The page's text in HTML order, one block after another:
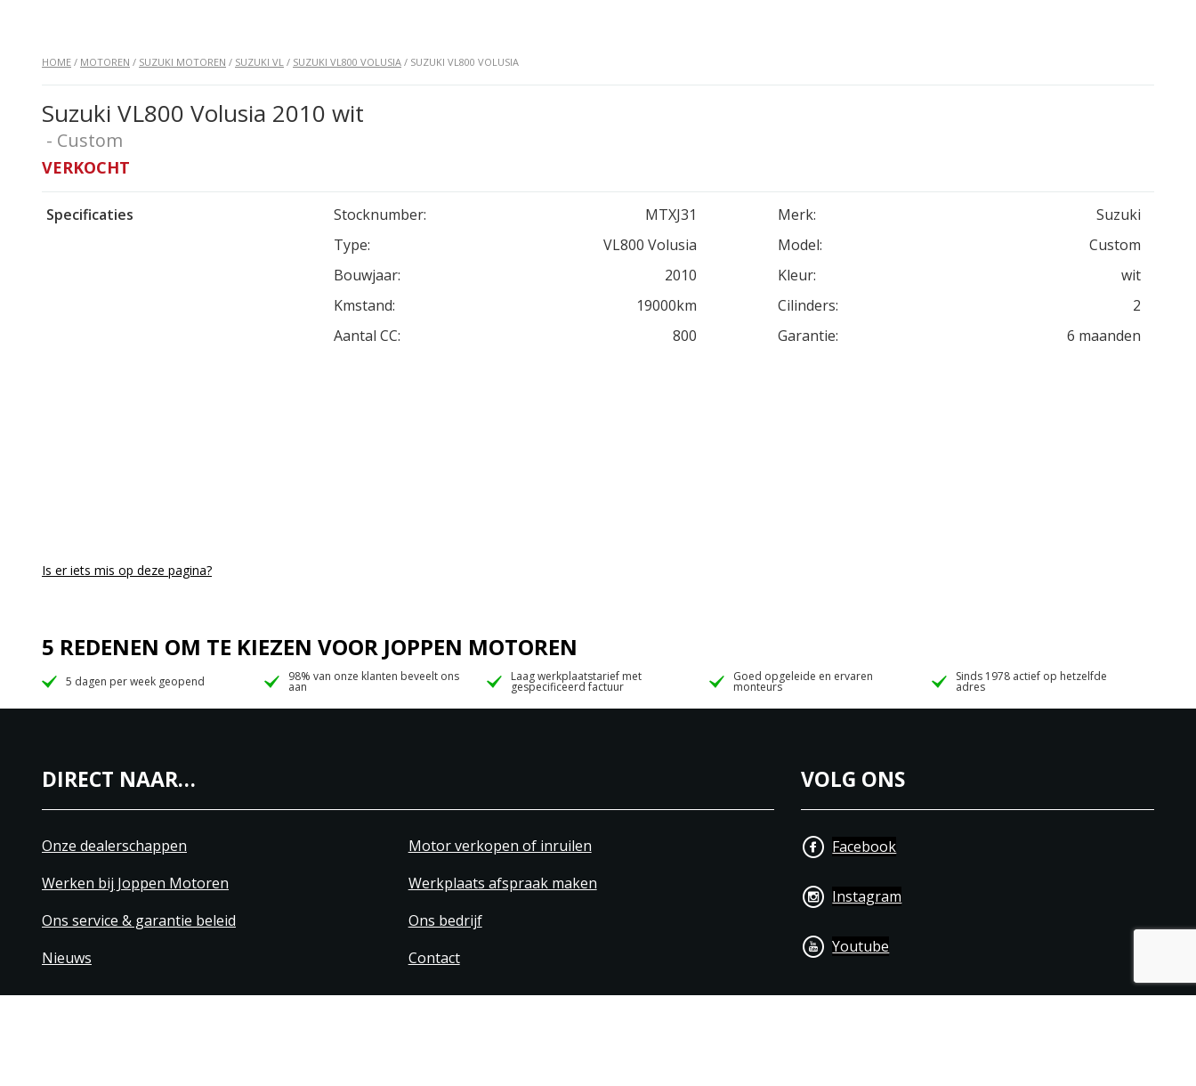
HOME / MOTOREN / SUZUKI MOTOREN / SUZUKI VL / SUZUKI VL800 VOLUSIA / SUZUKI VL800 VOLUSIA
Suzuki VL800 Volusia 2010 wit
- Custom
VERKOCHT
Specificaties Stocknumber: MTXJ31 Merk:
Suzuki
Type:
VL800 Volusia Model:
Custom
Bouwjaar:
2010 Kleur:
wit
Kmstand:
19000km Cilinders:
2
Aantal CC:
800 Garantie: 6 maanden
Is er iets mis op deze pagina?
5 REDENEN OM TE KIEZEN VOOR JOPPEN MOTOREN
5 dagen per week geopend 98% van onze klanten beveelt ons
aan
Laag werkplaatstarief met
gespecificeerd factuur
Goed opgeleide en ervaren
monteurs
Sinds 1978 actief op hetzelfde
adres
DIRECT NAAR…
Onze dealerschappen
Motor verkopen of inruilen
Werken bij Joppen Motoren
Werkplaats afspraak maken
Ons service & garantie beleid
Ons bedrijf
Nieuws
Contact
VOLG ONS
Facebook
Instagram
Youtube